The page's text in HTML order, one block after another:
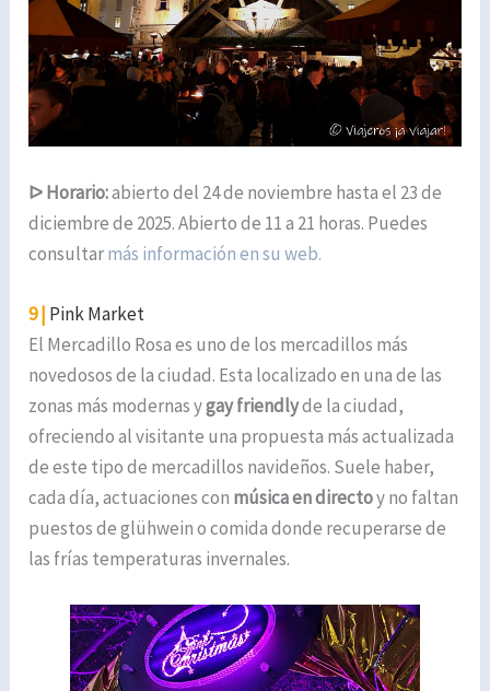
ᐅHorario:abierto del 24 de noviembre hasta el 23 de
diciembre de 2025. Abierto de 11 a 21 horas. Puedes
consultarmás información en su web.
9 | Pink Market
El Mercadillo Rosa es uno de los mercadillos más
novedosos de la ciudad. Esta localizado en una de las
zonas más modernas ygay friendlyde la ciudad,
ofreciendo al visitante una propuesta más actualizada
de este tipo de mercadillos navideños. Suele haber,
cada día, actuaciones con música en directoy no faltan
puestos de glühwein o comida donde recuperarse de
las frías temperaturas invernales.